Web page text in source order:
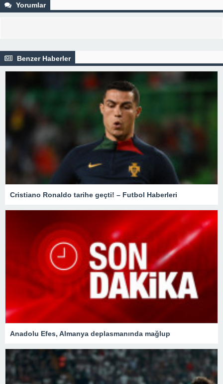
Yorumlar
Benzer Haberler
Cristiano Ronaldo tarihe geçti! – Futbol Haberleri
Anadolu Efes, Almanya deplasmanında mağlup